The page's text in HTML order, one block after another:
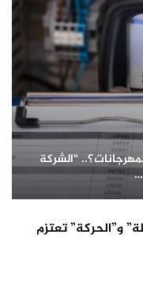
“الشركة
و”الحركة” تعتزم